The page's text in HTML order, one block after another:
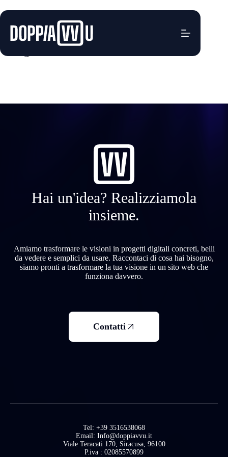
al
Technothermo.it
Hai un'idea? Realizziamola
insieme.
Amiamo trasformare le visioni in progetti digitali concreti, belli
da vedere e semplici da usare. Raccontaci di cosa hai bisogno,
siamo pronti a trasformare la tua visione in un sito web che
funziona davvero.
Contatti
Tel: +39 3516538068
Email: Info@doppiavvu.it
Viale Teracati 170, Siracusa, 96100
P.iva : 02085570899